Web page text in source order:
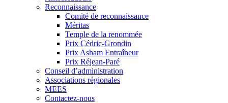
Reconnaissance
Comité de reconnaissance
Méritas
Temple de la renommée
Prix Cédric-Grondin
Prix Asham Entraîneur
Prix Réjean-Paré
Conseil d’administration
Associations régionales
MEES
Contactez-nous